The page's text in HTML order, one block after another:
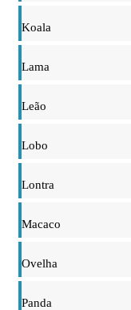
Koala
Lama
Leão
Lobo
Lontra
Macaco
Ovelha
Panda